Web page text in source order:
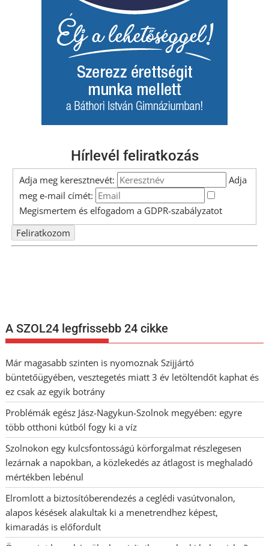
Hírlevél feliratkozás
Adja meg keresztnevét:
Adja
meg e-mail címét:
Megismertem és elfogadom a GDPR-szabályzatot
A SZOL24 legfrissebb 24 cikke
Már magasabb szinten is nyomoznak Szijjártó
büntetőügyében, vesztegetés miatt 3 év letöltendőt kaphat és
ez csak az egyik botrány
Problémák egész Jász-Nagykun-Szolnok megyében: egyre
több otthoni kútból fogy ki a víz
Szolnokon egy kulcsfontosságú körforgalmat részlegesen
lezárnak a napokban, a közlekedés az átlagost is meghaladó
mértékben lebénul
Elromlott a biztosítóberendezés a ceglédi vasútvonalon,
alapos késések alakultak ki a menetrendhez képest,
kimaradás is előfordult